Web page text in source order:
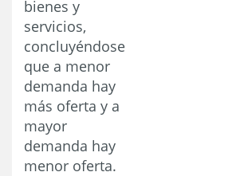
bienes y
servicios,
concluyéndose
que a menor
demanda hay
más oferta y a
mayor
demanda hay
menor oferta.